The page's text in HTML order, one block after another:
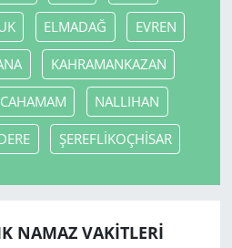
ELMADAĞ EVREN
KAHRAMANKAZAN
NALLIHAN
ŞEREFLİKOÇHİSAR
NAMAZ VAKITLERI